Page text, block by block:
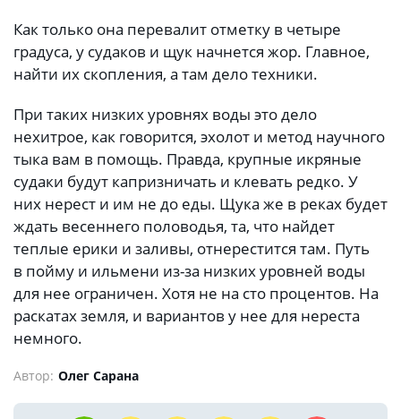
Как только она перевалит отметку в четыре
градуса, у судаков и щук начнется жор. Главное,
найти их скопления, а там дело техники.
При таких низких уровнях воды это дело
нехитрое, как говорится, эхолот и метод научного
тыка вам в помощь. Правда, крупные икряные
судаки будут капризничать и клевать редко. У
них нерест и им не до еды. Щука же в реках будет
ждать весеннего половодья, та, что найдет
теплые ерики и заливы, отнерестится там. Путь
в пойму и ильмени из-за низких уровней воды
для нее ограничен. Хотя не на сто процентов. На
раскатах земля, и вариантов у нее для нереста
немного.
Автор: Олег Сарана